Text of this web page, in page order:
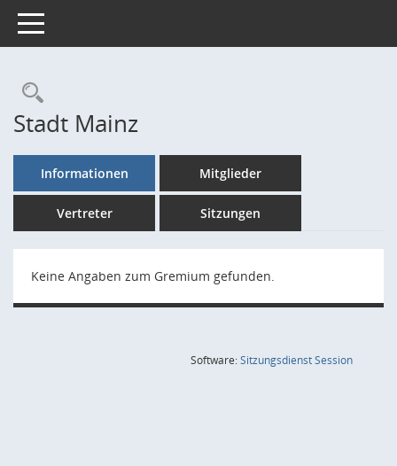
Toggle navigation
Rechercheauswahl
Stadt Mainz
Informationen Mitglieder
Vertreter Sitzungen
Keine Angaben zum Gremium gefunden.
Software:SitzungsdienstSession(Wird in